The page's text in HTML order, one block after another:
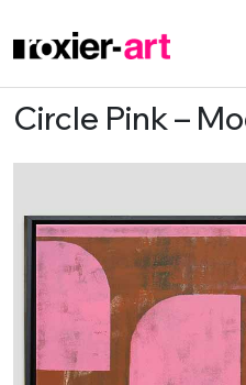
Skip to main content
Circle Pink –